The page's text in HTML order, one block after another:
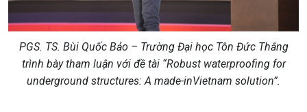
PGS. TS. Bùi Quốc Bảo – Trường Đại học Tôn Đức Thắng
trình bày tham luận với đề tài “Robust waterproofing for
underground structures: A made-inVietnam solution”.